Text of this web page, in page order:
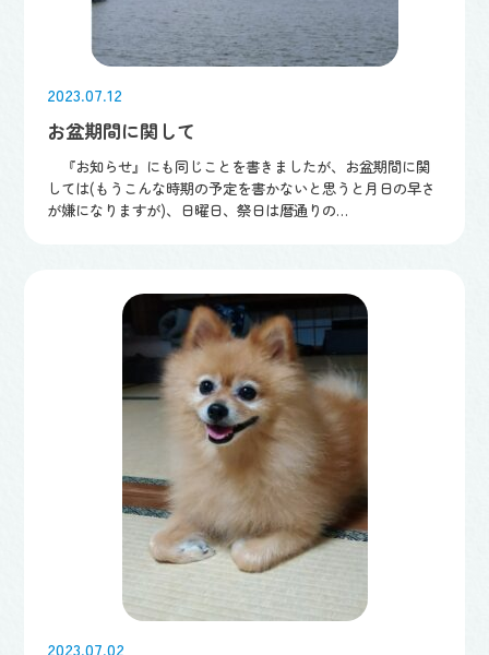
2023.07.12
お盆期間に関して
『お知らせ』にも同じことを書きましたが、お盆期間に関
しては(もうこんな時期の予定を書かないと思うと月日の早さ
が嫌になりますが)、日曜日、祭日は暦通りの…
2023.07.02